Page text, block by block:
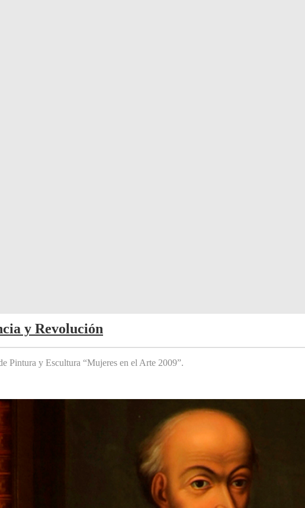
y Revolución
Pintura y Escultura “Mujeres en el Arte 2009”.